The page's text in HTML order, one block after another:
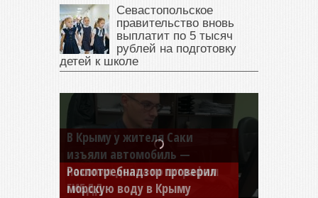
Севастопольское
правительство вновь
выплатит по 5 тысяч
рублей на подготовку
детей к школе
В Крыму у жителя Саки
изъяли автомобиль —
накопил долги по штрафам
ГИБДД